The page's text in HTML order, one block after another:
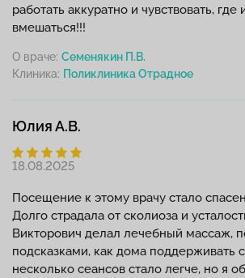
работать аккуратно и чувствовать,
вмешаться!!!
О враче: Семенякин П.В.
Клиника:
Юлия А.В.
18.08.2025
Посещение к этому врачу стало
Долго страдала от сколиоза и
Викторович делал лечебный массаж,
подсказками, как дома поддерживать
несколько сеансов стало легче, но я